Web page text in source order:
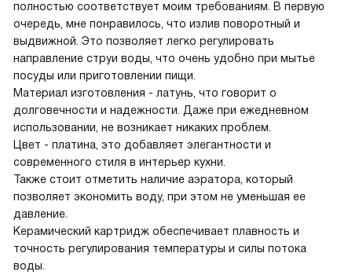
полностью соответствует моим требованиям. В первую
очередь, мне понравилось, что излив поворотный и
выдвижной. Это позволяет легко регулировать
направление струи воды, что очень удобно при мытье
посуды или приготовлении пищи.
Материал изготовления - латунь, что говорит о
долговечности и надежности. Даже при ежедневном
использовании, не возникает никаких проблем.
Цвет - платина, это добавляет элегантности и
современного стиля в интерьер кухни.
Также стоит отметить наличие аэратора, который
позволяет экономить воду, при этом не уменьшая ее
давление.
Керамический картридж обеспечивает плавность и
точность регулирования температуры и силы потока
воды.